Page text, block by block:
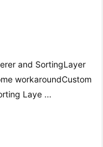
and SortingLayer
workaroundCustom
Laye ...